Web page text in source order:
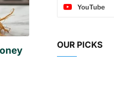
YouTube
OUR PICKS